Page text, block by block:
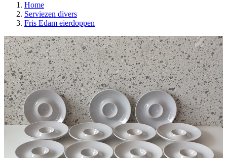
Home
Serviezen divers
Fris Edam eierdoppen